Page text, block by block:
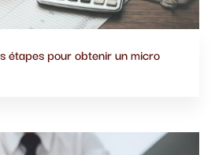
étapes pour obtenir un micro